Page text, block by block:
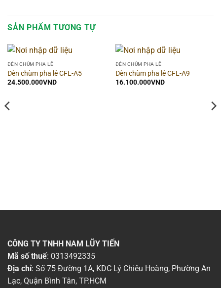
SẢN PHẨM TƯƠNG TỰ
ĐÈN CHÙM PHA LÊ
Đèn chùm pha lê CFL-A5
24.500.000VND
ĐÈN CHÙM PHA LÊ
Đèn chùm pha lê CFL-A9
16.100.000VND
CÔNG TY TNHH NAM LŨY TIẾN
Mã số thuế: 0313492335
Địa chỉ: Số 75 Đường 1A, KDC Lý Chiêu Hoàng, Phường An
Lạc, Quận Bình Tân, TP.HCM